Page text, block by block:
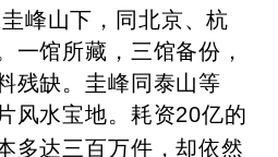
峰山下，同北京、杭
一馆所藏，三馆备份，
残缺。圭峰同泰山等
风水宝地。耗资20亿的
多达三百万件，却依然